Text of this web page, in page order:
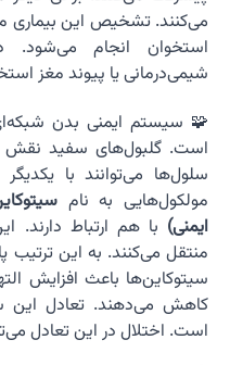
می‌کنند. تشخیص این بیماری
استخوان انجام
شیمی‌درمانی یا پیوند مغز
🧩 سیستم ایمنی بدن
است. گلبول‌های سفید نقش
سلول‌ها می‌توانند با یکدیگر
مولکول‌هایی به نام
ایمنی) با هم ارتباط دارند.
منتقل می‌کنند. به این
سیتوکاین‌ها باعث افزایش
کاهش می‌دهند. تعادل این
است. اختلال در این تعادل